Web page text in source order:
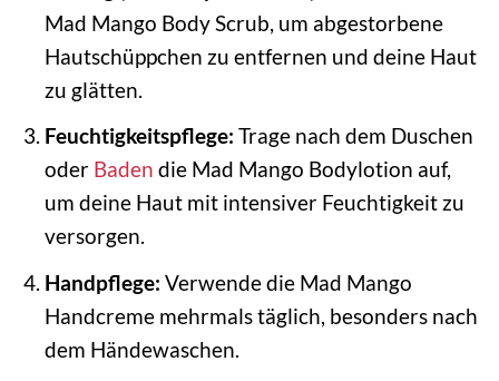
Mad Mango Body Scrub, um abgestorbene
Hautschüppchen zu entfernen und deine Haut
zu glätten.
Feuchtigkeitspflege: Trage nach dem Duschen
oder Baden die Mad Mango Bodylotion auf,
um deine Haut mit intensiver Feuchtigkeit zu
versorgen.
Handpflege: Verwende die Mad Mango
Handcreme mehrmals täglich, besonders nach
dem Händewaschen.